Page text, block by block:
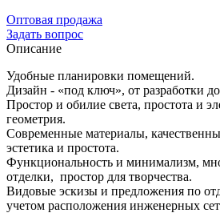
Оптовая продажа
Задать вопрос
Описание
Удобные планировки помещений.
Дизайн - «под ключ», от разработки
Простор и обилие света, простота и
геометрия.
Современные материалы,
эстетика и простота.
Функциональность и минимализм,
отделки, простор для творчества.
Видовые эскизы и предложения по
учетом расположения инженерных